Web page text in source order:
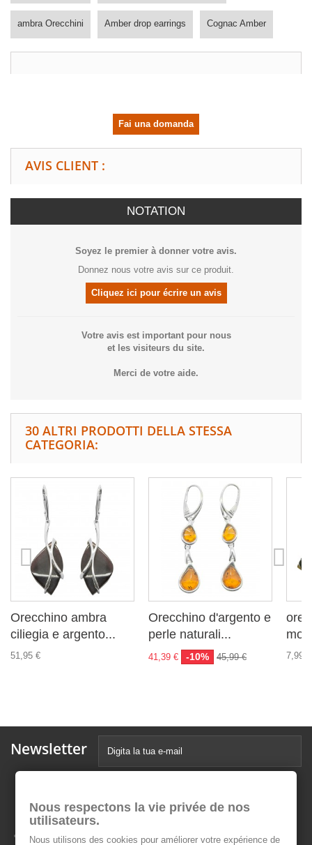
ambra Orecchini Amber drop earrings Cognac Amber
Fai una domanda
AVIS CLIENT :
NOTATION
Soyez le premier à donner votre avis.
Donnez nous votre avis sur ce produit.
Cliquez ici pour écrire un avis
Votre avis est important pour nous
et les visiteurs du site.
Merci de votre aide.
30 ALTRI PRODOTTI DELLA STESSA
CATEGORIA:
Orecchino ambra
ciliegia e argento...
51,95 €
Orecchino d'argento e
perle naturali...
41,39 € -10% 45,99 € 7,99 €
Newsletter
Nous respectons la vie privée de nos
utilisateurs.
Nous utilisons des cookies pour améliorer votre expérience de